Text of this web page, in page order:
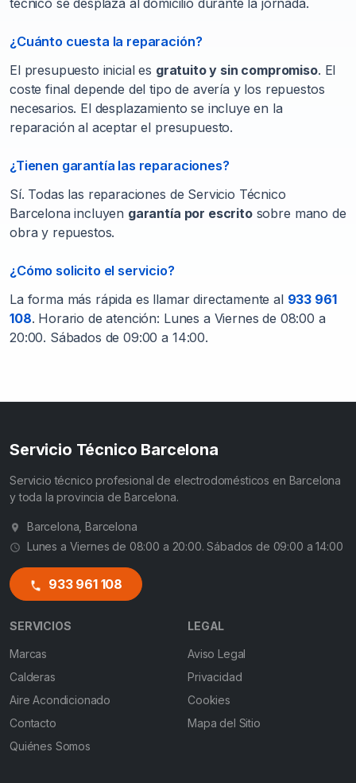
técnico se desplaza al domicilio durante la jornada.
¿Cuánto cuesta la reparación?
El presupuesto inicial es gratuito y sin compromiso. El
coste final depende del tipo de avería y los repuestos
necesarios. El desplazamiento se incluye en la
reparación al aceptar el presupuesto.
¿Tienen garantía las reparaciones?
Sí. Todas las reparaciones de Servicio Técnico
Barcelona incluyen garantía por escritosobre mano de
obra y repuestos.
¿Cómo solicito el servicio?
La forma más rápida es llamar directamente al 933 961
108. Horario de atención: Lunes a Viernes de 08:00 a
20:00. Sábados de 09:00 a 14:00.
Servicio Técnico Barcelona
Servicio técnico profesional de electrodomésticos en Barcelona
y toda la provincia de Barcelona.
Barcelona, Barcelona
Lunes a Viernes de 08:00 a 20:00. Sábados de 09:00 a 14:00
933 961 108
SERVICIOS
Marcas
Calderas
Aire Acondicionado
Contacto
Quiénes Somos
LEGAL
Aviso Legal
Privacidad
Cookies
Mapa del Sitio